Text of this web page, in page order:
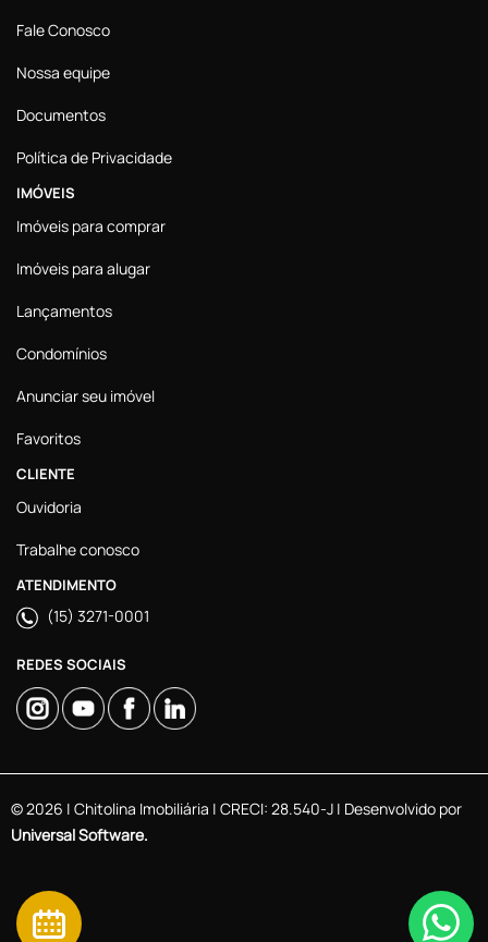
Fale Conosco
Nossa equipe
Documentos
Política de Privacidade
IMÓVEIS
Imóveis para comprar
Imóveis para alugar
Lançamentos
Condomínios
Anunciar seu imóvel
Favoritos
CLIENTE
Ouvidoria
Trabalhe conosco
ATENDIMENTO
(15) 3271-0001
REDES SOCIAIS
© 2026 | Chitolina Imobiliária | CRECI: 28.540-J | Desenvolvido por
Universal Software.